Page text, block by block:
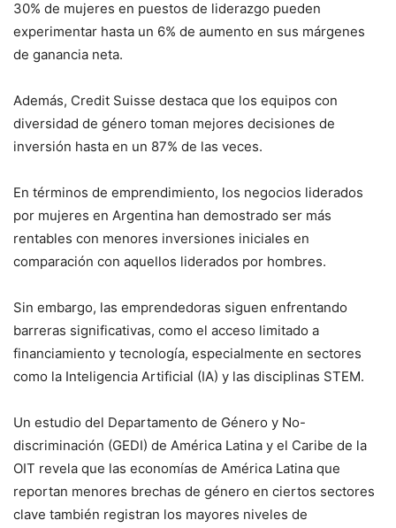
30% de mujeres en puestos de liderazgo pueden
experimentar hasta un 6% de aumento en sus márgenes
de ganancia neta.
Además, Credit Suisse destaca que los equipos con
diversidad de género toman mejores decisiones de
inversión hasta en un 87% de las veces.
En términos de emprendimiento, los negocios liderados
por mujeres en Argentina han demostrado ser más
rentables con menores inversiones iniciales en
comparación con aquellos liderados por hombres.
Sin embargo, las emprendedoras siguen enfrentando
barreras significativas, como el acceso limitado a
financiamiento y tecnología, especialmente en sectores
como la Inteligencia Artificial (IA) y las disciplinas STEM.
Un estudio del Departamento de Género y No-
discriminación (GEDI) de América Latina y el Caribe de la
OIT revela que las economías de América Latina que
reportan menores brechas de género en ciertos sectores
clave también registran los mayores niveles de